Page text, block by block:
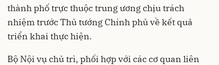
thành phố trực thuộc trung ương chịu trách
nhiệm trước Thủ tướng Chính phủ về kết quả
triển khai thực hiện.
Bộ Nội vụ chủ trì, phối hợp với các cơ quan liên